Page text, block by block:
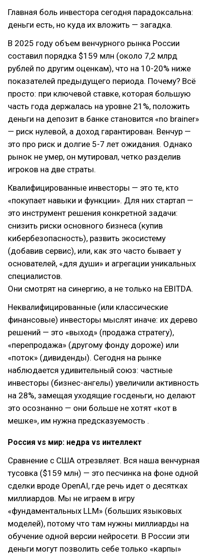
Главная боль инвестора сегодня парадоксальна:
деньги есть, но куда их вложить — загадка.
В 2025 году объем венчурного рынка России
составил порядка $159 млн (около 7,2 млрд
рублей по другим оценкам), что на 10-20% ниже
показателей предыдущего периода. Почему? Всё
просто: при ключевой ставке, которая большую
часть года держалась на уровне 21%, положить
деньги на депозит в банке становится «no brainer»
— риск нулевой, а доход гарантирован. Венчур —
это про риск и долгие 5-7 лет ожидания. Однако
рынок не умер, он мутировал, четко разделив
игроков на две страты.
Квалифицированные инвесторы — это те, кто
«покупает навыки и функции». Для них стартап —
это инструмент решения конкретной задачи:
снизить риски основного бизнеса (купив
кибербезопасность), развить экосистему
(добавив сервис), или, как это часто бывает у
основателей, «для души» и агрегации уникальных
специалистов.
Они смотрят на синергию, а не только на EBITDA.
Неквалифицированные (или классические
финансовые) инвесторы мыслят иначе: их дерево
решений — это «выход» (продажа стратегу),
«перепродажа» (другому фонду дороже) или
«поток» (дивиденды). Сегодня на рынке
наблюдается удивительный союз: частные
инвесторы (бизнес-ангелы) увеличили активность
на 28%, замещая уходящие госденьги, но делают
это осознанно — они больше не хотят «кот в
мешке», им нужна предсказуемость .
Россия vs мир: недра vs интеллект
Сравнение с США отрезвляет. Вся наша венчурная
тусовка ($159 млн) — это песчинка на фоне одной
сделки вроде OpenAI, где речь идет о десятках
миллиардов. Мы не играем в игру
«фундаментальных LLM» (больших языковых
моделей), потому что там нужны миллиарды на
обучение одной версии нейросети. В России эти
деньги могут позволить себе только «карпы»